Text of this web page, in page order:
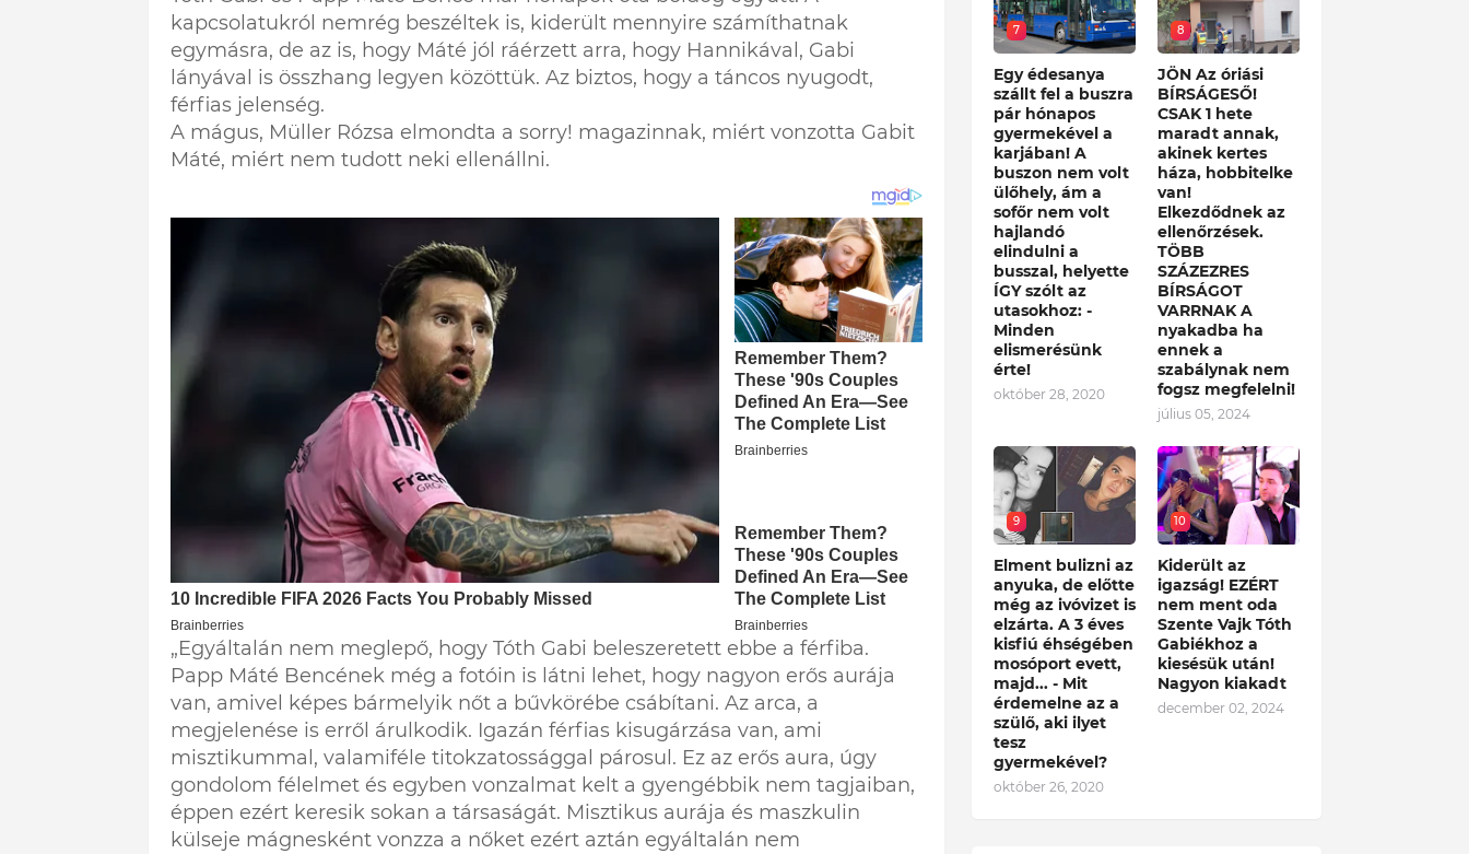
kapcsolatukról nemrég beszéltek is, kiderült mennyire számíthatnak
egymásra, de az is, hogy Máté jól ráérzett arra, hogy Hannikával, Gabi
lányával is összhang legyen közöttük. Az biztos, hogy a táncos nyugodt,
férfias jelenség.
A mágus, Müller Rózsa elmondta a sorry! magazinnak, miért vonzotta Gabit
Máté, miért nem tudott neki ellenállni.
„Egyáltalán nem meglepő, hogy Tóth Gabi beleszeretett ebbe a férfiba.
Papp Máté Bencének még a fotóin is látni lehet, hogy nagyon erős aurája
van, amivel képes bármelyik nőt a bűvkörébe csábítani. Az arca, a
megjelenése is erről árulkodik. Igazán férfias kisugárzása van, ami
misztikummal, valamiféle titokzatossággal párosul. Ez az erős aura, úgy
gondolom félelmet és egyben vonzalmat kelt a gyengébbik nem tagjaiban,
éppen ezért keresik sokan a társaságát. Misztikus aurája és maszkulin
külseje mágnesként vonzza a nőket ezért aztán egyáltalán nem
7
Egy édesanya
szállt fel a buszra
pár hónapos
gyermekével a
karjában! A
buszon nem volt
ülőhely, ám a
sofőr nem volt
hajlandó
elindulni a
busszal, helyette
ÍGY szólt az
utasokhoz: -
Minden
elismerésünk
érte!
október 28, 2020
8
JÖN Az óriási
BÍRSÁGESŐ!
CSAK 1 hete
maradt annak,
akinek kertes
háza, hobbitelke
van!
Elkezdődnek az
ellenőrzések.
TÖBB
SZÁZEZRES
BÍRSÁGOT
VARRNAK A
nyakadba ha
ennek a
szabálynak nem
fogsz megfelelni!
július 05, 2024
9
Elment bulizni az
anyuka, de előtte
még az ivóvizet is
elzárta. A 3 éves
kisfiú éhségében
mosóport evett,
majd... - Mit
érdemelne az a
szülő, aki ilyet
tesz
gyermekével?
október 26, 2020
10
Kiderült az
igazság! EZÉRT
nem ment oda
Szente Vajk Tóth
Gabiékhoz a
kiesésük után!
Nagyon kiakadt
december 02, 2024